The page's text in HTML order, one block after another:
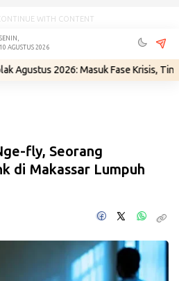
WITH CONTENT
SENIN,
10 AGUSTUS 2026
2026: Masuk Fase Krisis, Tinggal
fly, Seorang
di Makassar Lumpuh